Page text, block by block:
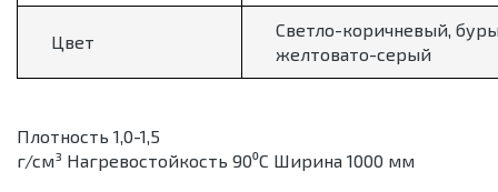
Цвет
Светло-коричневый,
желтовато-серый
Плотность 1,0-1,5
г/см³ Нагревостойкость 90⁰С Ширина 1000 мм